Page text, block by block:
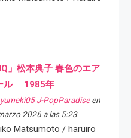
」松本典子 春色のエア
ル 1985年
yumeki05 J-PopParadiseen
2026 a las 5:23
Matsumoto / haruiro